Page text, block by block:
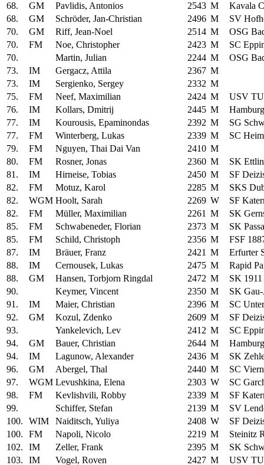
68.
GM Pavlidis, Antonios 2543 M
Kavala
68.
GM Schröder, Jan-Christian 2496 M
SV
70.
GM Riff, Jean-Noel 2514 M
OSG
70.
FM Noe, Christopher 2423 M
SC
70.
Martin, Julian 2244 M
OSG
73.
IM Gergacz, Attila 2367 M
73.
IM Sergienko, Sergey 2332 M
75.
FM Neef, Maximilian 2424 M
USV TU
76.
IM Kollars, Dmitrij 2445 M
77.
IM Kourousis, Epaminondas 2392 M
SG
77.
FM Winterberg, Lukas 2339 M
SC
79.
FM Nguyen, Thai Dai Van 2410 M
80.
FM Rosner, Jonas 2360 M
SK
81.
IM Hirneise, Tobias 2450 M
SF
82.
FM Motuz, Karol 2285 M
SKS
82.
WGM Hoolt, Sarah 2269 W
SF
82.
FM Müller, Maximilian 2261 M
SK
85.
FM Schwabeneder, Florian 2373 M
SK
85.
FM Schild, Christoph 2356 M
FSF
87.
IM Bräuer, Franz 2421 M
Erfurter
88.
IM Cernousek, Lukas 2475 M
Rapid
88.
GM Hansen, Torbjorn Ringdal 2472 M
SK
90.
Keymer, Vincent 2350 M
SK
91.
IM Maier, Christian 2396 M
SC
92.
GM Kozul, Zdenko 2609 M
SF
93.
Yankelevich, Lev 2412 M
SC
94.
GM Bauer, Christian 2644 M
94.
IM Lagunow, Alexander 2436 M
SK
96.
GM Abergel, Thal 2440 M
SC
97.
WGM Levushkina, Elena 2303 W
SC
98.
FM Kevlishvili, Robby 2339 M
SF
99.
Schiffer, Stefan 2139 M
SV
100.
WIM Naiditsch, Yuliya 2408 W
SF
100.
FM Napoli, Nicolo 2219 M
Steinitz
102.
IM Zeller, Frank 2395 M
SK
103.
IM Vogel, Roven 2427 M
USV TU